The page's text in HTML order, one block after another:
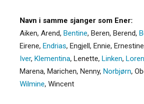
Navn i samme sjanger som Ener:
Aiken, Arend, Bentine, Beren, Berend,
Eirene, Endrias, Engjell, Ennie, Ernestine
Iver, Klementina, Lenette, Linken,
Marena, Marichen, Nenny, Norbjørn,
Wilmine, Wincent